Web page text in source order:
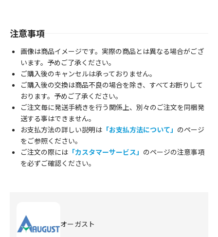
注意事項
画像は商品イメージです。実際の商品とは異なる場合がござ
います。予めご了承ください。
ご購入後のキャンセルは承っておりません。
ご購入後の交換は商品不良の場合を除き、すべてお断りして
おります。予めご了承ください。
ご注文毎に発送手続きを行う関係上、別々のご注文を同梱発
送する事はできません。
お支払方法の詳しい説明は 「お支払方法について」 のページ
をご参照ください。
ご注文の際には 「カスタマーサービス」 のページの注意事項
を必ずご確認ください。
オーガスト